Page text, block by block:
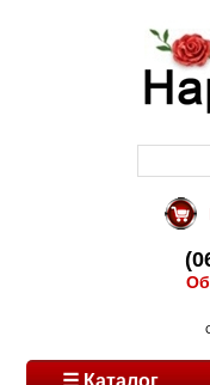
☰ Каталог